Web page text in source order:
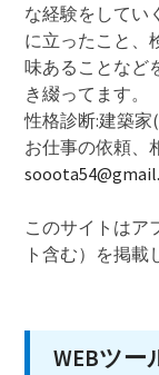
な経験をしてい
に立ったこと、
味あることなど
き綴ってます。
性格診断:建築家
お仕事の依頼、
このサイトはア
ト含む）を掲載
WEBツー